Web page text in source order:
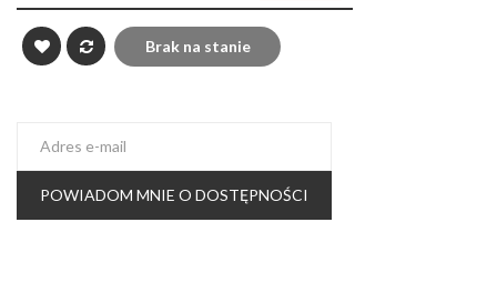
Brak na stanie
POWIADOM MNIE O DOSTĘPNOŚCI